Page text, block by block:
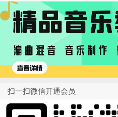
扫一扫微信开通会员